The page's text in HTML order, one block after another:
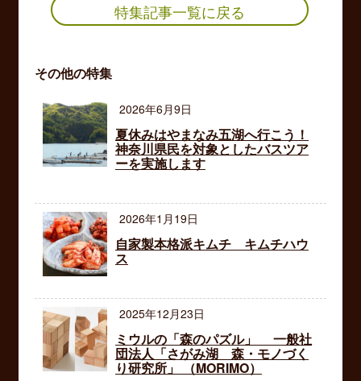
特集記事一覧に戻る
その他の特集
2026年6月9日
夏休みはやまなみ五湖へ行こう！
神奈川県民を対象としたバスツア
ーを実施します
2026年1月19日
自家製本格派キムチ キムチハウ
ス
2025年12月23日
ミウルの「森のパズル」 一般社
団法人「さがみ湖 森・モノづく
り研究所」 （MORIMO）